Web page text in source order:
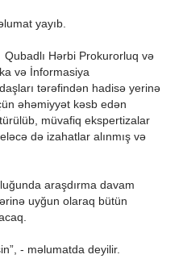
yayıb.
Hərbi Prokurorluq və
və İnformasiya
tərəfindən hadisə yerinə
əhəmiyyət kəsb edən
müvafiq ekspertizalar
də izahatlar alınmış və
araşdırma davam
uyğun olaraq bütün
- məlumatda deyilir.